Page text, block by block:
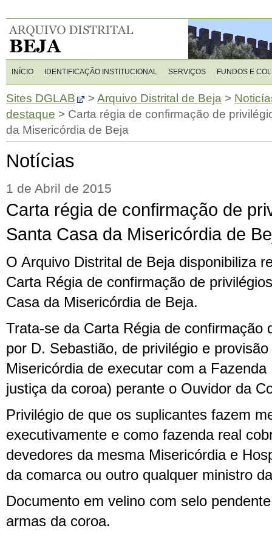
INÍCIO IDENTIFICAÇÃO INSTITUCIONAL SERVIÇOS FUNDOS E
Sites DGLAB >Arquivo Distrital de Beja >
destaque > Carta régia de confirmação de
da Misericórdia de Beja
Notícias
1 de Abril de 2015
Carta régia de confirmação de
Santa Casa da Misericórdia de
O Arquivo Distrital de Beja disponibiliza
Carta Régia de confirmação de
Casa da Misericórdia de Beja.
Trata-se da Carta Régia de confirmação
por D. Sebastião, de privilégio e
Misericórdia de executar com a
justiça da coroa) perante o Ouvidor da
Privilégio de que os suplicantes fazem
executivamente e como fazenda real
devedores da mesma Misericórdia e
da comarca ou outro qualquer ministro
Documento em velino com selo
armas da coroa.